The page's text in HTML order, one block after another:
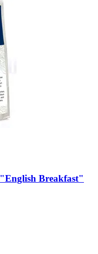
"English Breakfast"